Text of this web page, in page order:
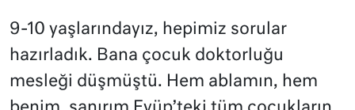
9-10 yaşlarındayız, hepimiz sorular
hazırladık. Bana çocuk doktorluğu
mesleği düşmüştü. Hem ablamın, hem